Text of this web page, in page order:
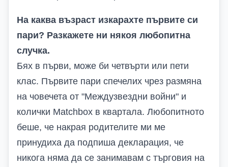
На каква възраст изкарахте първите си
пари? Разкажете ни някоя любопитна
случка.
Бях в първи, може би четвърти или пети
клас. Първите пари спечелих чрез размяна
на човечета от "Междузвездни войни" и
колички Matchbox в квартала. Любопитното
беше, че накрая родителите ми ме
принудиха да подпиша декларация, че
никога няма да се занимавам с търговия на